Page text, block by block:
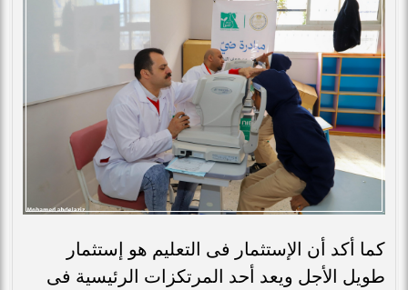
كما أكد أن الإستثمار فى التعليم هو إستثمار
طويل الأجل ويعد أحد المرتكزات الرئيسية فى